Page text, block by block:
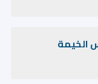
الخيمة